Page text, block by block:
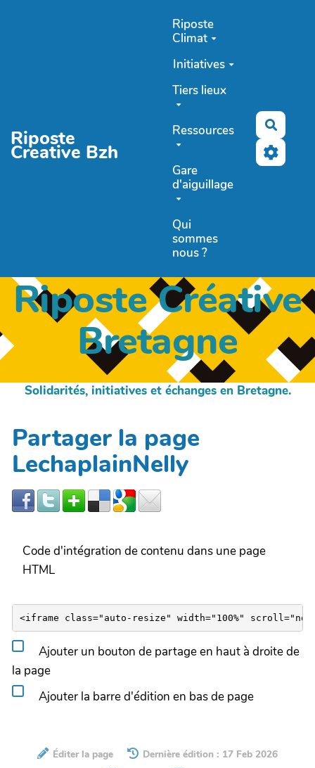
Riposte
Creative Bzh
Riposte
Climat
Initiatives
Tiers lieux
Ressources
Gare
d'aiguillage
Qui
sommes
nous ?
Riposte Créative
Bretagne
Solidarités, initiatives et échanges en Bretagne.
Partager la page
LechaplainNelly
Code d'intégration de contenu dans une page
HTML
Ajouter un bouton de partage en haut à droite de
la page
Ajouter la barre d'édition en bas de page
Éditer la page
Dernière édition : 17 Feb 2026